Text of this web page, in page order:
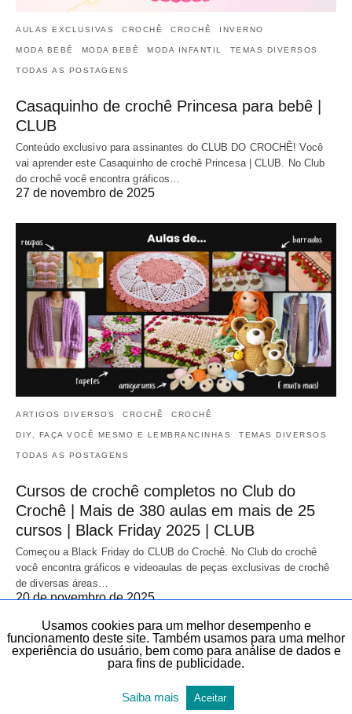
AULAS EXCLUSIVAS CROCHÊ CROCHÊ INVERNO
MODA BEBÊ MODA BEBÊ MODA INFANTIL TEMAS DIVERSOS
TODAS AS POSTAGENS
Casaquinho de crochê Princesa para bebê |
CLUB
Conteúdo exclusivo para assinantes do CLUB DO CROCHÊ! Você
vai aprender este Casaquinho de crochê Princesa | CLUB. No Club
do crochê você encontra gráficos…
27 de novembro de 2025
ARTIGOS DIVERSOS CROCHÊ CROCHÊ
DIY, FAÇA VOCÊ MESMO E LEMBRANCINHAS TEMAS DIVERSOS
TODAS AS POSTAGENS
Cursos de crochê completos no Club do
Crochê | Mais de 380 aulas em mais de 25
cursos | Black Friday 2025 | CLUB
Começou a Black Friday do CLUB do Crochê. No Club do crochê
você encontra gráficos e videoaulas de peças exclusivas de crochê
de diversas áreas…
20 de novembro de 2025
Usamos cookies para um melhor desempenho e
funcionamento deste site. Também usamos para uma melhor
experiência do usuário, bem como para análise de dados e
para fins de publicidade.
Saiba mais Aceitar